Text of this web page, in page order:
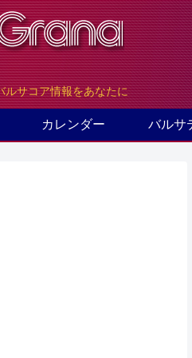
ルサコア情報をあなたに
カレンダー バルサ